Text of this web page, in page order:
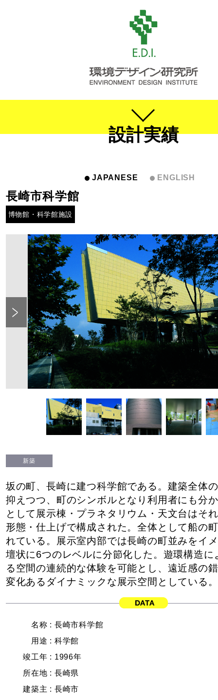
設計実績
JAPANESE ENGLISH
長崎市科学館
博物館・科学館施設
Previous
新築
坂の町、長崎に建つ科学館である。建築全体
抑えつつ、町のシンボルとなり利用者にも分
として展示棟・プラネタリウム・天文台はそ
形態・仕上げで構成された。全体として船の
れている。展示室内部では長崎の町並みをイ
壇状に6つのレベルに分節化した。遊環構造に
る空間の連続的な体験を可能とし、遠近感の
変化あるダイナミックな展示空間としている。
名称 : 長崎市科学館
用途 : 科学館
竣工年 : 1996年
所在地 : 長崎県
建築主 : 長崎市